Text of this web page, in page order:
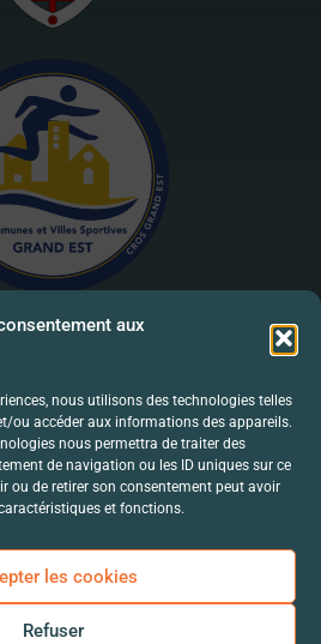
aux
nous utilisons des technologies telles
ou accéder aux informations des appareils.
nous permettra de traiter des
de navigation ou les ID uniques sur ce
ou de retirer son consentement peut avoir
et fonctions.
les cookies
Refuser
Légales | RGPD
Confidentialité
Contact